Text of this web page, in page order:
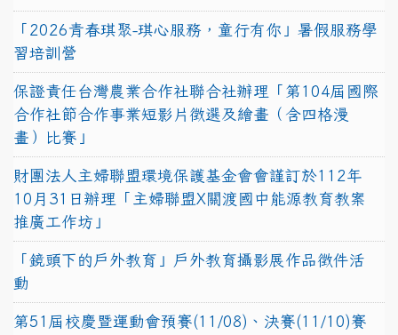
「2026青春琪聚-琪心服務，童行有你」暑假服務學
習培訓營
保證責任台灣農業合作社聯合社辦理「第104屆國際
合作社節合作事業短影片徵選及繪畫（含四格漫
畫）比賽」
財團法人主婦聯盟環境保護基金會會謹訂於112年
10月31日辦理「主婦聯盟X關渡國中能源教育教案
推廣工作坊」
「鏡頭下的戶外教育」戶外教育攝影展作品徵件活
動
第51屆校慶暨運動會預賽(11/08)、決賽(11/10)賽